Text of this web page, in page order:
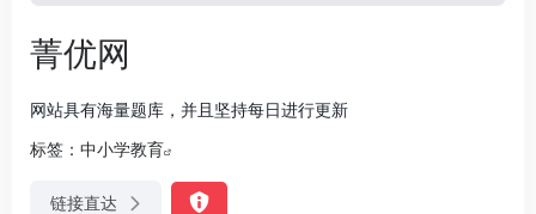
菁优网
网站具有海量题库，并且坚持每日进行更新
标签： 中小学教育
链接直达